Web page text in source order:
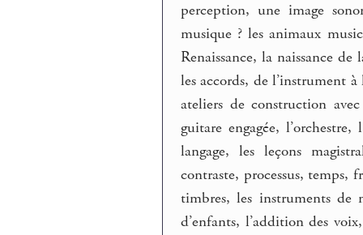
perception, une image
musique ? les animaux
Renaissance, la naissance
les accords, de l’instrument
ateliers de construction
guitare engagée,
langage, les leçons
contraste, processus, temps,
timbres, les instruments de
d’enfants, l’addition des